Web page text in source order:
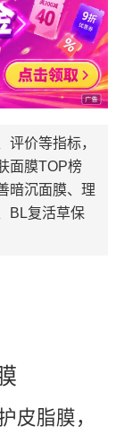
价等指标，
面膜TOP榜
暗沉面膜、理
BL复活草保
皮脂膜，